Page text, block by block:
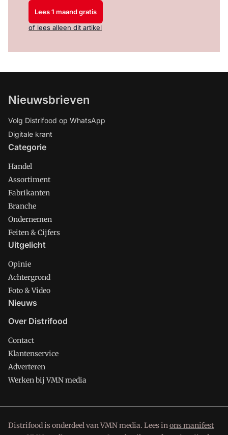
Lees 1 maand gratis
of lees alleen dit artikel
Nieuwsbrieven
Volg Distrifood op WhatsApp
Digitale krant
Categorie
Handel
Assortiment
Fabrikanten
Branche
Ondernemen
Feiten & Cijfers
Uitgelicht
Opinie
Achtergrond
Foto & Video
Nieuws
Over Distrifood
Contact
Klantenservice
Adverteren
Werken bij VMN media
Distrifood is onderdeel van VMN media. Lees inons manifest